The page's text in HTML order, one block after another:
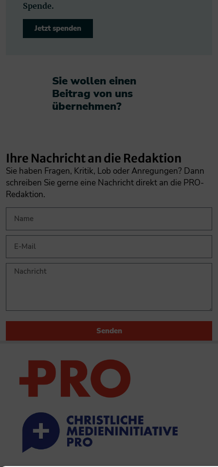
Spende.
Jetzt spenden
Sie wollen einen
Beitrag von uns
übernehmen?​
Ihre Nachricht an die Redaktion
Sie haben Fragen, Kritik, Lob oder Anregungen? Dann
schreiben Sie gerne eine Nachricht direkt an die PRO-
Redaktion.
Senden